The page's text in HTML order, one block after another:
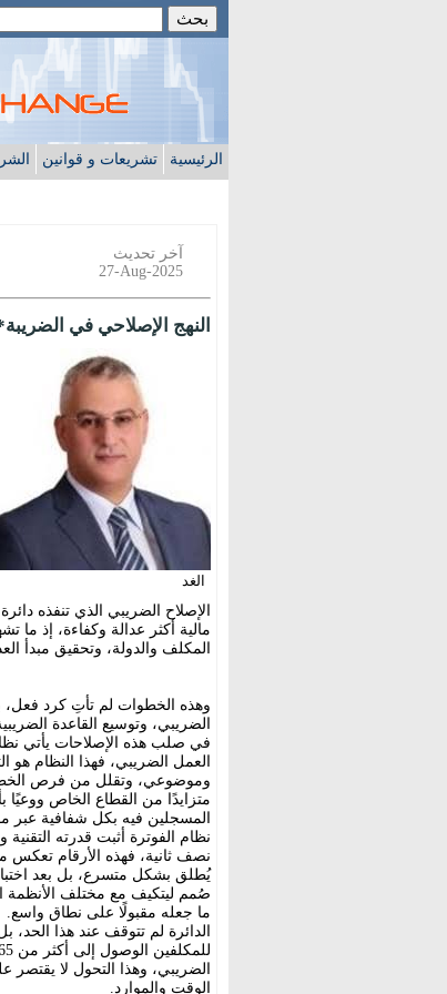
الرئيسية تشريعات و قوانين
آخر تحديث
27-Aug-2025
النهج الإصلاحي في
الغد
الإصلاح الضريبي الذي تنفذه
مالية أكثر عدالة وكفاءة، إذ ما
المكلف والدولة، وتحقيق مبدأ
وهذه الخطوات لم تأتِ كرد
الضريبي، وتوسيع القاعدة
في صلب هذه الإصلاحات يأتي
العمل الضريبي، فهذا النظام هو
متزايدًا من القطاع الخاص ووعيًا
المسجلين فيه بكل شفافية عبر
نصف ثانية، فهذه الأرقام تعكس
يُطلق بشكل متسرع، بل بعد
صُمم ليتكيف مع مختلف الأنظمة
ما جعله مقبولًا على نطاق واسع.
الدائرة لم تتوقف عند هذا
الضريبي، وهذا التحول لا يقتصر
الوقت والموارد.